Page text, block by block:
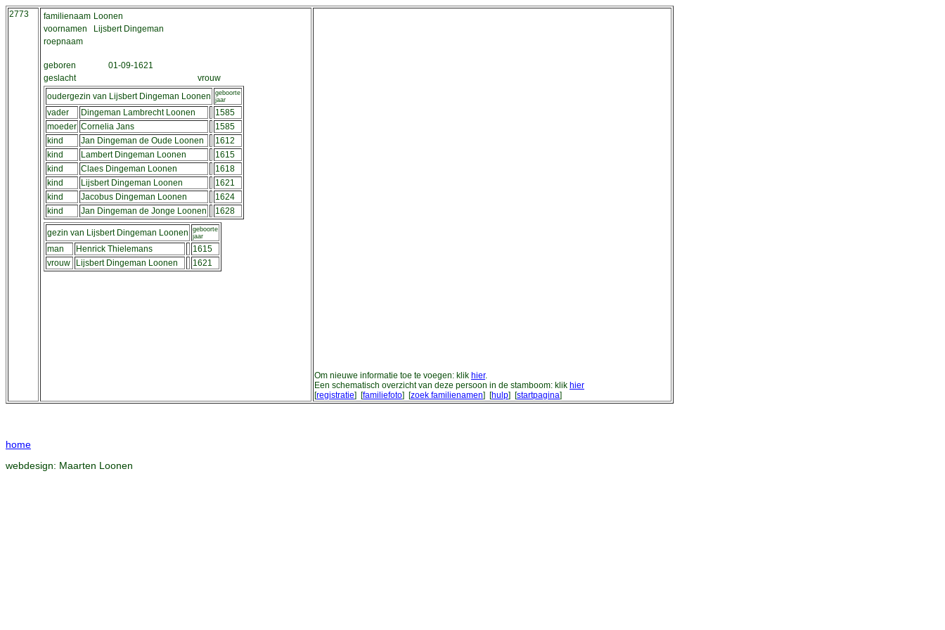
2773 familienaam Loonen
voornamen
Lijsbert Dingeman
roepnaam
geboren
01-09-1621
geslacht
vrouw
oudergezin van Lijsbert Dingeman Loonen
geboorte
jaar
vader Dingeman Lambrecht Loonen
1585
moeder Cornelia Jans
1585
kind
Jan Dingeman de Oude Loonen
1612
kind
Lambert Dingeman Loonen
1615
kind
Claes Dingeman Loonen
1618
kind
Lijsbert Dingeman Loonen
1621
kind
Jacobus Dingeman Loonen
1624
kind
Jan Dingeman de Jonge Loonen 1628
gezin van Lijsbert Dingeman Loonen
geboorte
jaar
man Henrick Thielemans
1615
vrouw
Lijsbert Dingeman Loonen 1621
Om nieuwe informatie toe te voegen: klik hier.
Een schematisch overzicht van deze persoon in de stamboom: klik hier
[registratie] [familiefoto] [zoek familienamen] [hulp] [startpagina]
home
webdesign: Maarten Loonen